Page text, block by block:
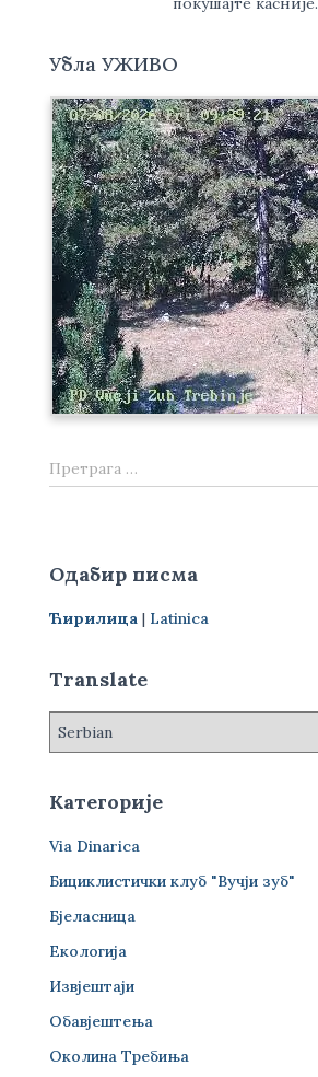
Убла УЖИВО
П
р
а
а
а
Претрага …
Одабир писма
Ћирилица | Latinica
Translate
Категорије
Via Dinarica
Бициклистички клуб "Вучји зуб"
Бјеласница
Екологија
Извјештаји
Обавјештења
Околина Требиња